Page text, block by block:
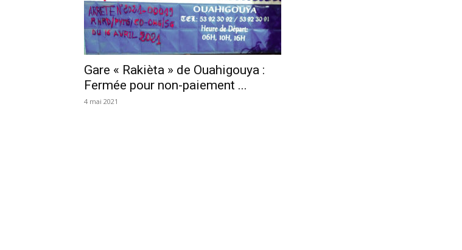
Gare « Rakièta » de Ouahigouya :
Fermée pour non-paiement ...
4 mai 2021